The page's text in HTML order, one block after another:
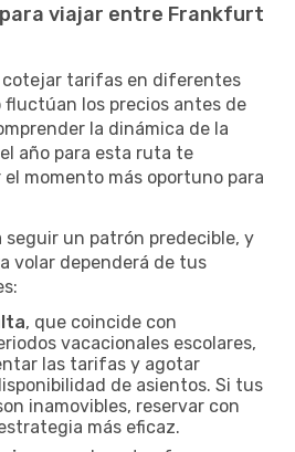
viajar entre Frankfurt
cotejar tarifas en diferentes
fluctúan los precios antes de
la dinámica de la
año para esta ruta te
momento más oportuno para
seguir un patrón predecible, y
volar dependerá de tus
, que coincide con
vacacionales escolares,
las tarifas y agotar
de asientos. Si tus
inamovibles, reservar con
más eficaz.